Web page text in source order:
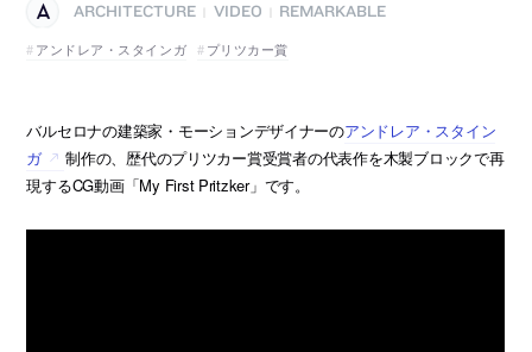
ARCHITECTURE VIDEO
REMARKABLE
アンドレア・スタインガ
プリツカー賞
バルセロナの建築家・モーションデザイナーのアンドレア・スタイン
ガ
制作の、歴代のプリツカー賞受賞者の代表作を木製ブロックで再
現するCG動画「My First Pritzker」です。